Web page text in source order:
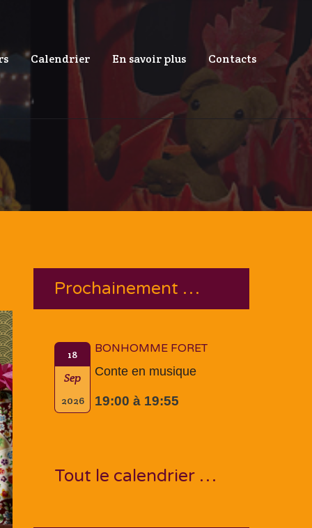
Calendrier En savoir plus Contacts
Prochainement …
18
Sep
2026
BONHOMME FORET
Conte en musique
19:00 à 19:55
Tout le calendrier …